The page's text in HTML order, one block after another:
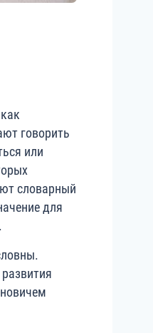
говорить
или
словарный
для